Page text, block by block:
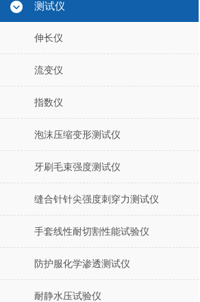
测试仪
伸长仪
流变仪
指数仪
泡沫压缩变形测试仪
牙刷毛束强度测试仪
缝合针针尖强度刺穿力测试仪
手套线性耐切割性能试验仪
防护服化学渗透测试仪
耐静水压试验仪